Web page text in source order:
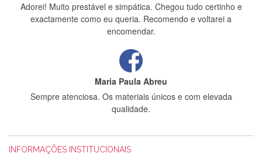
Adorei! Muito prestável e simpática. Chegou tudo certinho e
exactamente como eu queria. Recomendo e voltarei a
encomendar.
Maria Paula Abreu
Sempre atenciosa. Os materiais únicos e com elevada
qualidade.
INFORMAÇÕES INSTITUCIONAIS